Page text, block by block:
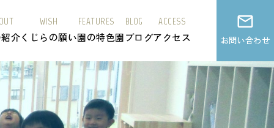
介
WISH
くじらの願い
FEATURES
園の特色
BLOG
園ブログ
ACCESS
アクセス お問い合わせ